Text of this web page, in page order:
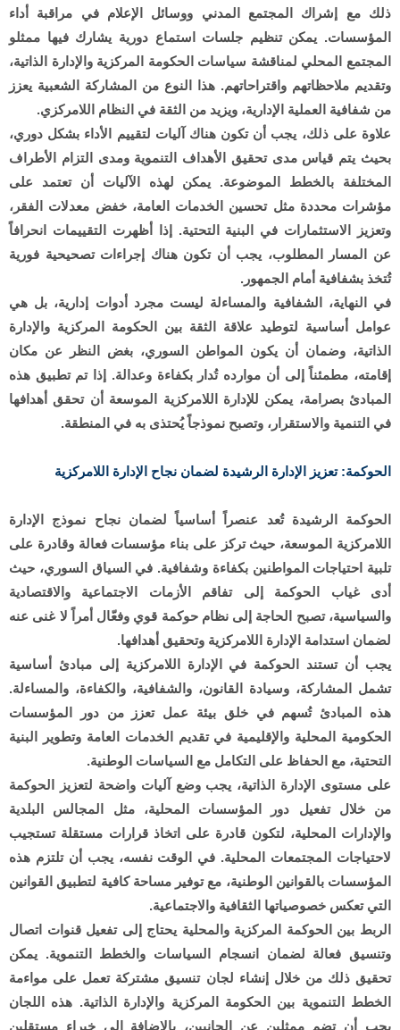
ذلك مع إشراك المجتمع المدني ووسائل الإعلام في مراقبة أداء
المؤسسات. يمكن تنظيم جلسات استماع دورية يشارك فيها ممثلو
المجتمع المحلي لمناقشة سياسات الحكومة المركزية والإدارة الذاتية،
وتقديم ملاحظاتهم واقتراحاتهم. هذا النوع من المشاركة الشعبية يعزز
من شفافية العملية الإدارية، ويزيد من الثقة في النظام اللامركزي.
علاوة على ذلك، يجب أن تكون هناك آليات لتقييم الأداء بشكل دوري،
بحيث يتم قياس مدى تحقيق الأهداف التنموية ومدى التزام الأطراف
المختلفة بالخطط الموضوعة. يمكن لهذه الآليات أن تعتمد على
مؤشرات محددة مثل تحسين الخدمات العامة، خفض معدلات الفقر،
وتعزيز الاستثمارات في البنية التحتية. إذا أظهرت التقييمات انحرافاً
عن المسار المطلوب، يجب أن تكون هناك إجراءات تصحيحية فورية
تُتخذ بشفافية أمام الجمهور.
في النهاية، الشفافية والمساءلة ليست مجرد أدوات إدارية، بل هي
عوامل أساسية لتوطيد علاقة الثقة بين الحكومة المركزية والإدارة
الذاتية، وضمان أن يكون المواطن السوري، بغض النظر عن مكان
إقامته، مطمئناً إلى أن موارده تُدار بكفاءة وعدالة. إذا تم تطبيق هذه
المبادئ بصرامة، يمكن للإدارة اللامركزية الموسعة أن تحقق أهدافها
في التنمية والاستقرار، وتصبح نموذجاً يُحتذى به في المنطقة.
الحوكمة: تعزيز الإدارة الرشيدة لضمان نجاح الإدارة اللامركزية
الحوكمة الرشيدة تُعد عنصراً أساسياً لضمان نجاح نموذج الإدارة
اللامركزية الموسعة، حيث تركز على بناء مؤسسات فعالة وقادرة على
تلبية احتياجات المواطنين بكفاءة وشفافية. في السياق السوري، حيث
أدى غياب الحوكمة إلى تفاقم الأزمات الاجتماعية والاقتصادية
والسياسية، تصبح الحاجة إلى نظام حوكمة قوي وفعّال أمراً لا غنى عنه
لضمان استدامة الإدارة اللامركزية وتحقيق أهدافها.
يجب أن تستند الحوكمة في الإدارة اللامركزية إلى مبادئ أساسية
تشمل المشاركة، وسيادة القانون، والشفافية، والكفاءة، والمساءلة.
هذه المبادئ تُسهم في خلق بيئة عمل تعزز من دور المؤسسات
الحكومية المحلية والإقليمية في تقديم الخدمات العامة وتطوير البنية
التحتية، مع الحفاظ على التكامل مع السياسات الوطنية.
على مستوى الإدارة الذاتية، يجب وضع آليات واضحة لتعزيز الحوكمة
من خلال تفعيل دور المؤسسات المحلية، مثل المجالس البلدية
والإدارات المحلية، لتكون قادرة على اتخاذ قرارات مستقلة تستجيب
لاحتياجات المجتمعات المحلية. في الوقت نفسه، يجب أن تلتزم هذه
المؤسسات بالقوانين الوطنية، مع توفير مساحة كافية لتطبيق القوانين
التي تعكس خصوصياتها الثقافية والاجتماعية.
الربط بين الحوكمة المركزية والمحلية يحتاج إلى تفعيل قنوات اتصال
وتنسيق فعالة لضمان انسجام السياسات والخطط التنموية. يمكن
تحقيق ذلك من خلال إنشاء لجان تنسيق مشتركة تعمل على مواءمة
الخطط التنموية بين الحكومة المركزية والإدارة الذاتية. هذه اللجان
يجب أن تضم ممثلين عن الجانبين، بالإضافة إلى خبراء مستقلين